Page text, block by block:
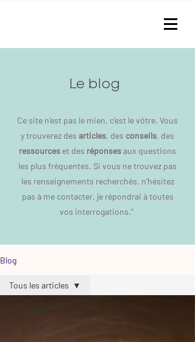
Le blog
Ce site n’est pas le mien, c’est le vôtre. Vous
y trouverez des articles, des conseils, des
ressources et des réponsesaux questions
les plus fréquentes. Si vous ne trouvez pas
les renseignements recherchés, n’hésitez
pas à me contacter, je répondrai à toutes
vos interrogations."
Blog
Le couple
Tous les articles